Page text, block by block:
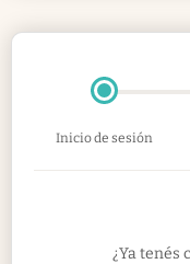
Inicio de sesión
¿Ya tenés